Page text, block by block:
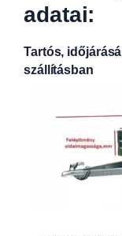
adatai:
Tartós,
szállításban